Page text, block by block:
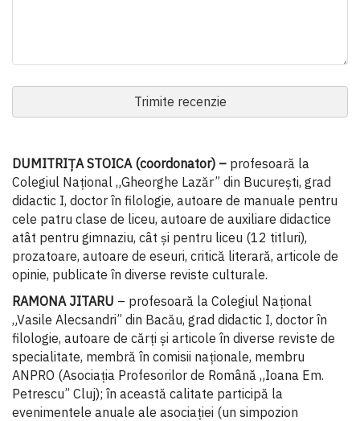
Trimite recenzie
DUMITRIȚA STOICA (coordonator) – profesoară la
Colegiul Național „Gheorghe Lazăr” din București, grad
didactic I, doctor în filologie, autoare de manuale pentru
cele patru clase de liceu, autoare de auxiliare didactice
atât pentru gimnaziu, cât și pentru liceu (12 titluri),
prozatoare, autoare de eseuri, critică literară, articole de
opinie, publicate în diverse reviste culturale.
RAMONA JITARU – profesoară la Colegiul Național
„Vasile Alecsandri” din Bacău, grad didactic I, doctor în
filologie, autoare de cărți și articole în diverse reviste de
specialitate, membră în comisii naționale, membru
ANPRO (Asociația Profesorilor de Română „Ioana Em.
Petrescu” Cluj); în această calitate participă la
evenimentele anuale ale asociației (un simpozion